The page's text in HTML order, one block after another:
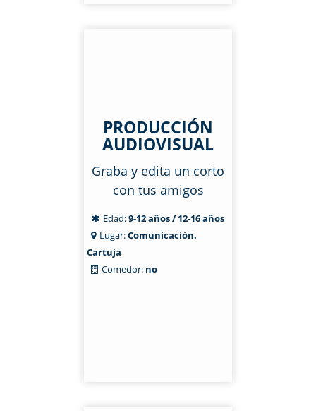
PRODUCCIÓN
AUDIOVISUAL
Graba y edita un corto
con tus amigos
Edad:9-12 años / 12-16 años
Lugar:Comunicación.
Cartuja
Comedor: no